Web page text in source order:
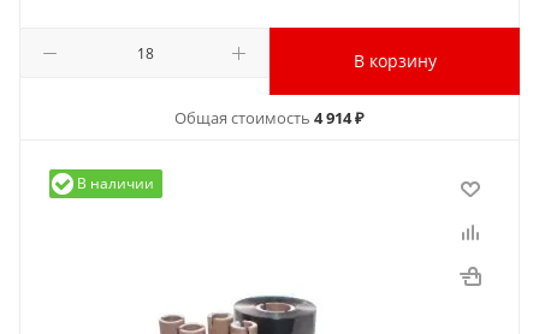
В корзину
Общая стоимость 4 914 ₽
В наличии